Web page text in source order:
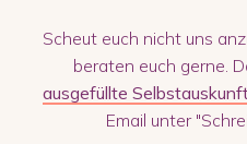
Scheut euch nicht uns
beraten euch gerne.
ausgefüllte
Email unter